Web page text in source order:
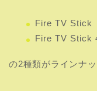
Fire TV Stick
Fire TV Stick
の2種類がラインナッ